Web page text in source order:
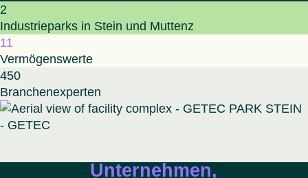
2
Industrieparks in Stein und Muttenz
11
Vermögenswerte
450
Branchenexperten
Unternehmen,